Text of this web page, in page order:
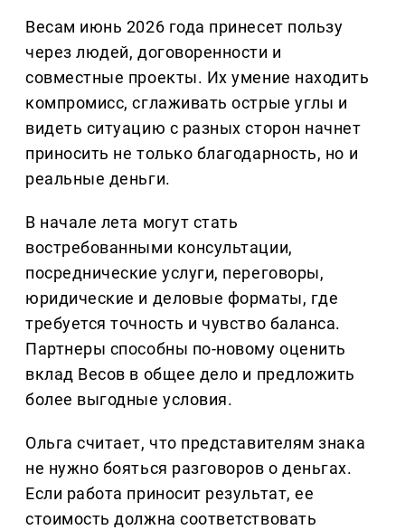
Весам июнь 2026 года принесет пользу
через людей, договоренности и
совместные проекты. Их умение находить
компромисс, сглаживать острые углы и
видеть ситуацию с разных сторон начнет
приносить не только благодарность, но и
реальные деньги.
В начале лета могут стать
востребованными консультации,
посреднические услуги, переговоры,
юридические и деловые форматы, где
требуется точность и чувство баланса.
Партнеры способны по-новому оценить
вклад Весов в общее дело и предложить
более выгодные условия.
Ольга считает, что представителям знака
не нужно бояться разговоров о деньгах.
Если работа приносит результат, ее
стоимость должна соответствовать